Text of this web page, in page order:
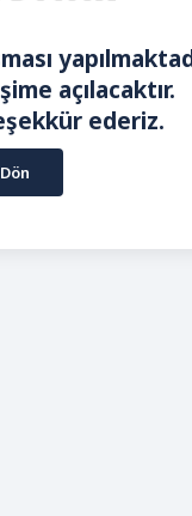
açılacaktır.
ederiz.